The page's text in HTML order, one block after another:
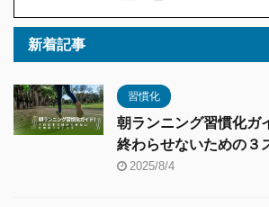
新着記事
習慣化
朝ランニング習慣化ガ
終わらせないための３
2025/8/4